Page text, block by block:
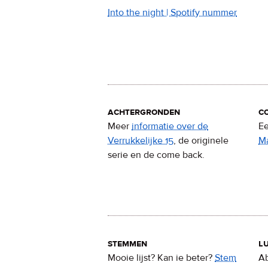
Into the night | Spotify nummer
achtergronden
Meer informatie over de
Verrukkelijke 15, de originele
serie en de come back.
stemmen
Mooie lijst? Kan ie beter? Stem